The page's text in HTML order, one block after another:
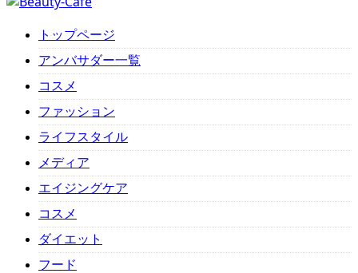
トップページ
アンバサダー一覧
コスメ
ファッション
ライフスタイル
メディア
エイジングケア
コスメ
ダイエット
フード